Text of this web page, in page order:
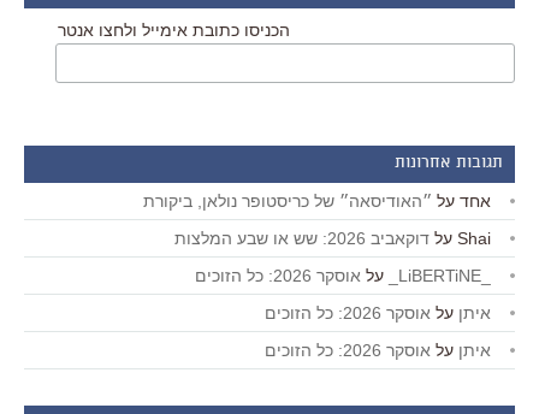
הכניסו כתובת אימייל ולחצו אנטר
תגובות אחרונות
אחד על ״האודיסאה״ של כריסטופר נולאן, ביקורת
Shai על דוקאביב 2026: שש או שבע המלצות
על אוסקר 2026: כל הזוכים
איתן על אוסקר 2026: כל הזוכים
איתן על אוסקר 2026: כל הזוכים